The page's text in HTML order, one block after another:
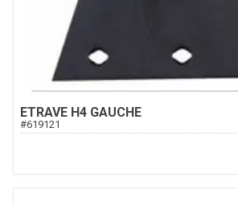
ETRAVE H4 GAUCHE
#619121